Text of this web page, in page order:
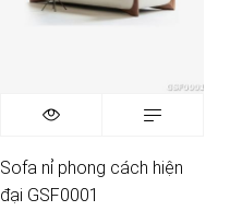
Sofa nỉ phong cách hiện
đại GSF0001